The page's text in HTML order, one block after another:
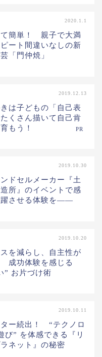
2020.1.1
て簡単！ 親子で大満
ート間違いなしの新
「門仲焼」
2019.12.13
は子どもの「自己表
くさん描いて自己肯
もう！
PR
2019.10.30
ドセルメーカー『土
所』のイベントで感
躍させる体験を――
2019.10.20
を減らし、自主性が
成功体験を感じる
” お片づけ術
2019.10.11
ター続出！ “テクノロ
び” を体感できる『リ
ラネット』の秘密